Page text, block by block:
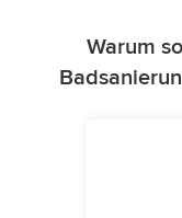
Warum